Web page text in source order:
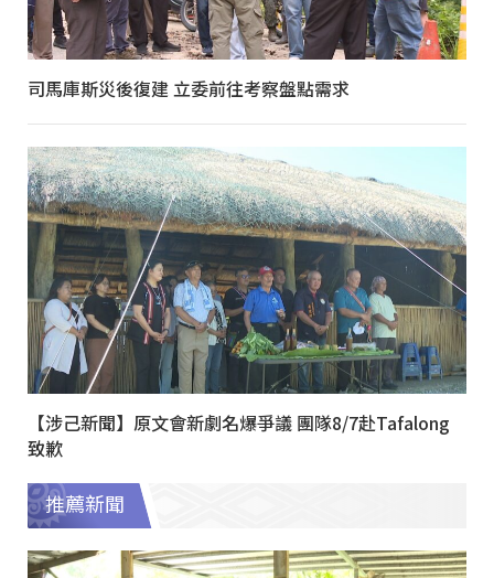
司馬庫斯災後復建 立委前往考察盤點需求
【涉己新聞】原文會新劇名爆爭議 團隊8/7赴Tafalong
致歉
推薦新聞